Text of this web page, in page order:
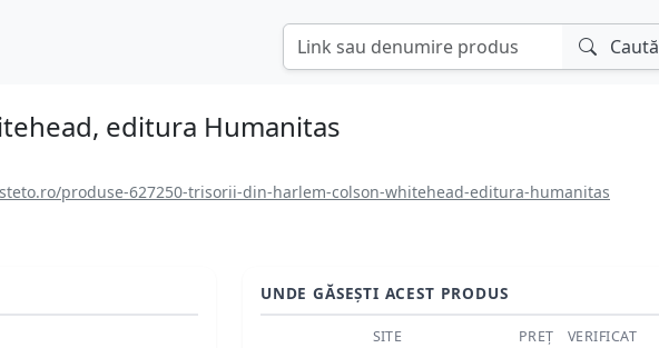
Caută
editura Humanitas
produse-627250-trisorii-din-harlem-colson-whitehead-editura-humanitas
UNDE GĂSEȘTI ACEST PRODUS
SITE PREȚ VERIFICAT